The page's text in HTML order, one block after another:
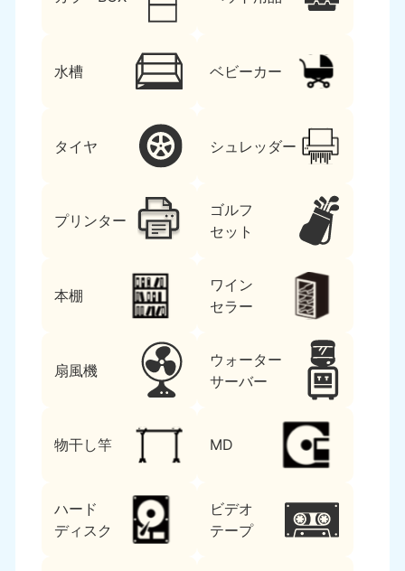
水槽 ベビーカー
タイヤ シュレッダー
プリンター
ゴルフ
セット
本棚
ワイン
セラー
扇風機
ウォーター
サーバー
物干し竿 MD
ハード
ディスク
ビデオ
テープ